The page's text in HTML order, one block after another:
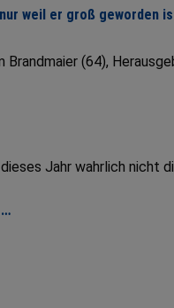
weil er groß geworden
Brandmaier (64),
Jahr wahrlich nicht
…